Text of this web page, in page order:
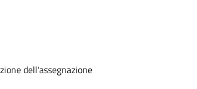
dell'assegnazione